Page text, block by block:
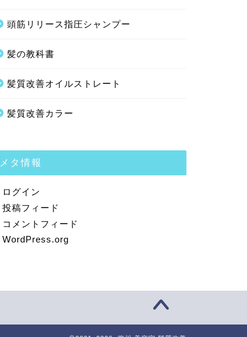
頭筋リリース指圧シャンプー
髪の教科書
髪質改善オイルストレート
髪質改善カラー
メタ情報
ログイン
投稿フィード
コメントフィード
WordPress.org